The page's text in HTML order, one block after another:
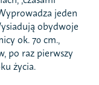
jeden
obydwoje
ok. 70 cm.,
po raz pierwszy
życia.